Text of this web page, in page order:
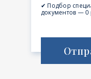
✔ Подбор
документов — 0